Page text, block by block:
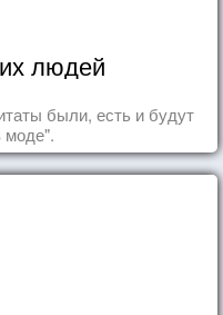
людей
были, есть и будут
моде".